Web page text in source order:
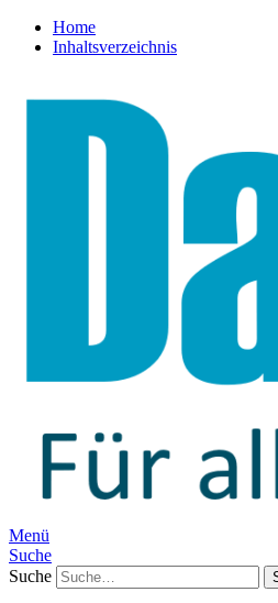
Home
Inhaltsverzeichnis
Menü
Suche
Suche